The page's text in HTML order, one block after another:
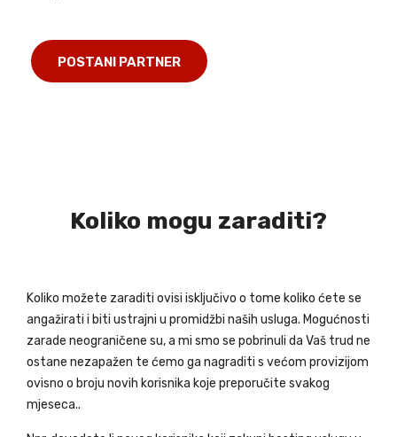
POSTANI PARTNER
Koliko mogu zaraditi?
Koliko možete zaraditi ovisi isključivo o tome koliko ćete se
angažirati i biti ustrajni u promidžbi naših usluga. Mogućnosti
zarade neograničene su, a mi smo se pobrinuli da Vaš trud ne
ostane nezapažen te ćemo ga nagraditi s većom provizijom
ovisno o broju novih korisnika koje preporučite svakog
mjeseca..